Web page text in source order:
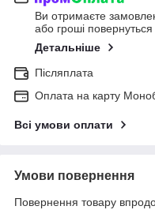
Ви отримаєте
або гроші
Детальніше
Післяплата
Оплата на карту
Всі умови оплати
Умови повернення
Повернення товару